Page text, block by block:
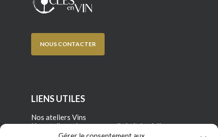
NOUS CONTACTER
LIENS UTILES
Nos ateliers Vins
Nos ateliers vins personnalisés à domicile